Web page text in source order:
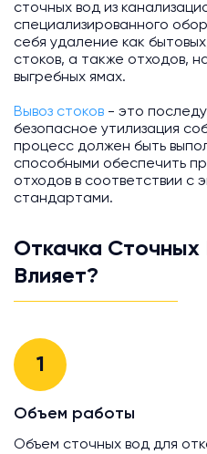
сточных вод из
специализированного
себя удаление как
стоков, а также отходов,
выгребных ямах.
Вывоз стоков - это
безопасное утилизация
процесс должен быть
способными обеспечить
отходов в соответствии с
стандартами.
Откачка
Влияет?
1
Объем работы
Объем сточных вод для